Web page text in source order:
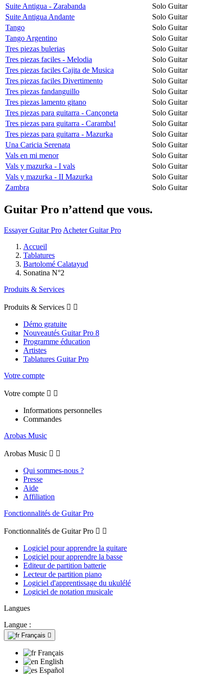
Suite Antigua - Zarabanda
Solo Guitar
Suite Antigua Andante
Solo Guitar
Tango
Solo Guitar
Tango Argentino
Solo Guitar
Tres piezas bulerias
Solo Guitar
Tres piezas faciles - Melodia
Solo Guitar
Tres piezas faciles Cajita de Musica
Solo Guitar
Tres piezas faciles Divertimento
Solo Guitar
Tres piezas fandanguillo
Solo Guitar
Tres piezas lamento gitano
Solo Guitar
Tres piezas para guitarra - Cançoneta
Solo Guitar
Tres piezas para guitarra - Caramba!
Solo Guitar
Tres piezas para guitarra - Mazurka
Solo Guitar
Una Caricia Serenata
Solo Guitar
Vals en mi menor
Solo Guitar
Vals y mazurka - I vals
Solo Guitar
Vals y mazurka - II Mazurka
Solo Guitar
Zambra
Solo Guitar
Guitar Pro n’attend que vous.
Essayer Guitar Pro Acheter Guitar Pro
Accueil
Tablatures
Bartolomé Calatayud
Sonatina N°2
Produits & Services
Produits & Services  
Démo gratuite
Nouveautés Guitar Pro 8
Programme éducation
Artistes
Tablatures Guitar Pro
Votre compte
Votre compte  
Informations personnelles
Commandes
Arobas Music
Arobas Music  
Qui sommes-nous ?
Presse
Aide
Affiliation
Fonctionnalités de Guitar Pro
Fonctionnalités de Guitar Pro  
Logiciel pour apprendre la guitare
Logiciel pour apprendre la basse
Editeur de partition batterie
Lecteur de partition piano
Logiciel d'apprentissage du ukulélé
Logiciel de notation musicale
Langues
Langue :
Français 
Français
English
Español